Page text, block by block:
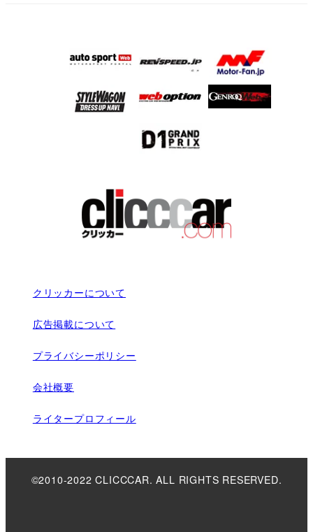
クリッカーについて
広告掲載について
プライバシーポリシー
会社概要
ライタープロフィール
©2010-2022 CLICCCAR. ALL RIGHTS RESERVED.